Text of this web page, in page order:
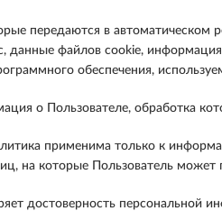
передаются в автоматическом
данные файлов cookie,
обеспечения,
о Пользователе, обработка
применима только к
на которые Пользователь
достоверность персональной